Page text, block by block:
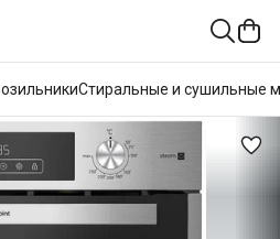
Стиральные и сушильные